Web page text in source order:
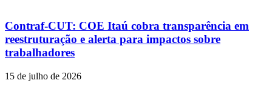
Contraf-CUT: COE Itaú cobra transparência em
reestruturação e alerta para impactos sobre
trabalhadores
15 de julho de 2026